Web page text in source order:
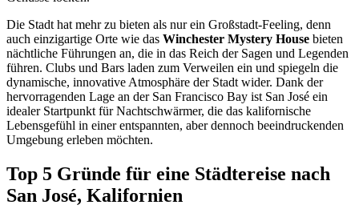
Die Stadt hat mehr zu bieten als nur ein Großstadt-Feeling, denn
auch einzigartige Orte wie das Winchester Mystery House bieten
nächtliche Führungen an, die in das Reich der Sagen und Legenden
führen. Clubs und Bars laden zum Verweilen ein und spiegeln die
dynamische, innovative Atmosphäre der Stadt wider. Dank der
hervorragenden Lage an der San Francisco Bay ist San José ein
idealer Startpunkt für Nachtschwärmer, die das kalifornische
Lebensgefühl in einer entspannten, aber dennoch beeindruckenden
Umgebung erleben möchten.
Top 5 Gründe für eine Städtereise nach
San José, Kalifornien